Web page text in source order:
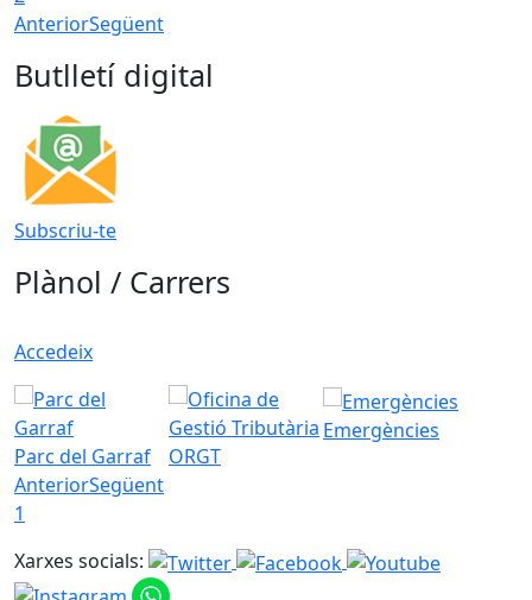
AnteriorSegüent
Butlletí digital
Subscriu-te
Plànol / Carrers
Accedeix
Parc del Garraf ORGT
Emergències
AnteriorSegüent
1
Xarxes socials: